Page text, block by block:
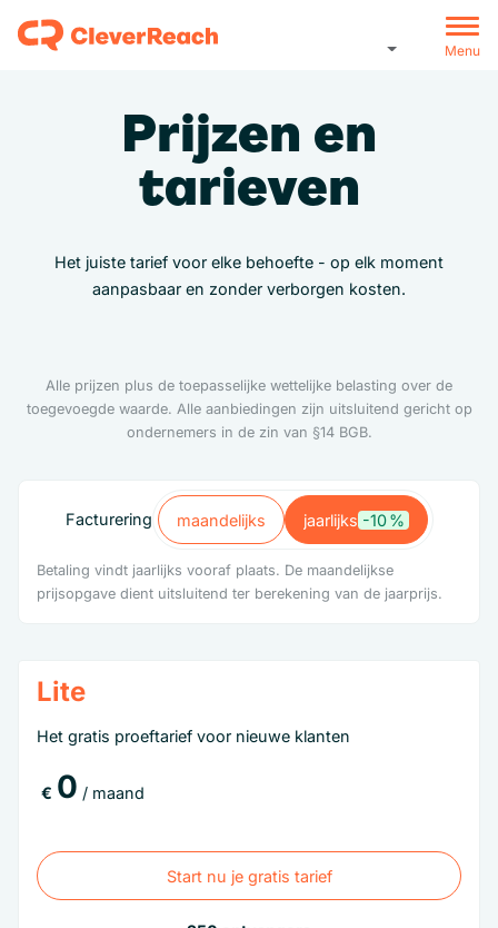
Menu
Prijzen en
tarieven
Het juiste tarief voor elke behoefte - op elk moment
aanpasbaar en zonder verborgen kosten.
Alle prijzen plus de toepasselijke wettelijke belasting over de
toegevoegde waarde. Alle aanbiedingen zijn uitsluitend gericht op
ondernemers in de zin van §14 BGB.
Facturering
maandelijks
maandelijks
jaarlijks -10 %
jaarlijks
Betaling vindt jaarlijks vooraf plaats. De maandelijkse
prijsopgave dient uitsluitend ter berekening van de jaarprijs.
Lite
Het gratis proeftarief voor nieuwe klanten
€ 0 / maand
Start nu je gratis tarief
Start nu je gratis tarief